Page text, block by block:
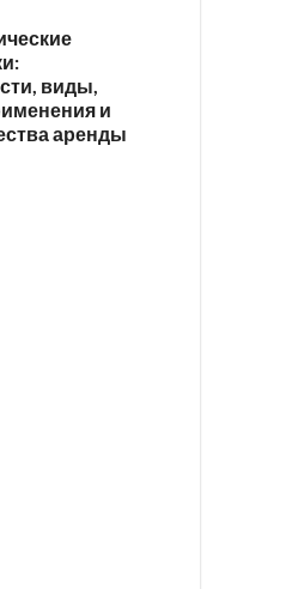
виды,
и
аренды